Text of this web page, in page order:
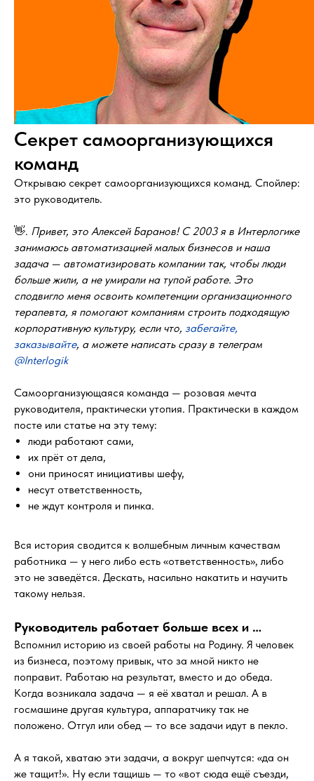
Секрет самоорганизующихся
команд
Открываю секрет самоорганизующихся команд. Спойлер:
это руководитель.
👋. Привет, это Алексей Баранов! С 2003 я в Интерлогике
занимаюсь автоматизацией малых бизнесов и наша
задача — автоматизировать компании так, чтобы люди
больше жили, а не умирали на тупой работе. Это
сподвигло меня освоить компетенции организационного
терапевта, я помогают компаниям строить подходящую
корпоративную культуру, если что, забегайте,
заказывайте, а можете написать сразу в телеграм
@Interlogik
Самоорганизующаяся команда — розовая мечта
руководителя, практически утопия. Практически в каждом
посте или статье на эту тему:
люди работают сами,
их прёт от дела,
они приносят инициативы шефу,
несут ответственность,
не ждут контроля и пинка.
Вся история сводится к волшебным личным качествам
работника — у него либо есть «ответственность», либо
это не заведётся. Дескать, насильно накатить и научить
такому нельзя.
Руководитель работает больше всех и …
Вспомнил историю из своей работы на Родину. Я человек
из бизнеса, поэтому привык, что за мной никто не
поправит. Работаю на результат, вместо и до обеда.
Когда возникала задача — я её хватал и решал. А в
госмашине другая культура, аппаратчику так не
положено. Отгул или обед — то все задачи идут в пекло.
А я такой, хватаю эти задачи, а вокруг шепчутся: «да он
же тащит!». Ну если тащишь — то «вот сюда ещё съезди,